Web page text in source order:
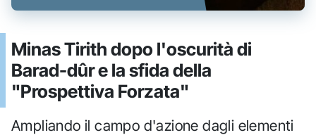
Minas Tirith dopo l'oscurità di
Barad-dûr e la sfida della
"Prospettiva Forzata"
Ampliando il campo d'azione dagli elementi